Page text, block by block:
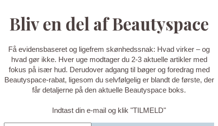
Bliv en del af Beautyspace
Få evidensbaseret og ligefrem skønhedssnak: Hvad virker – og
hvad gør ikke. Hver uge modtager du 2-3 aktuelle artikler med
fokus på især hud. Derudover adgang til bøger og foredrag med
Beautyspace-rabat, ligesom du selvfølgelig er blandt de første, der
får detaljerne på den aktuelle Beautyspace boks.
Indtast din e-mail og klik "TILMELD"